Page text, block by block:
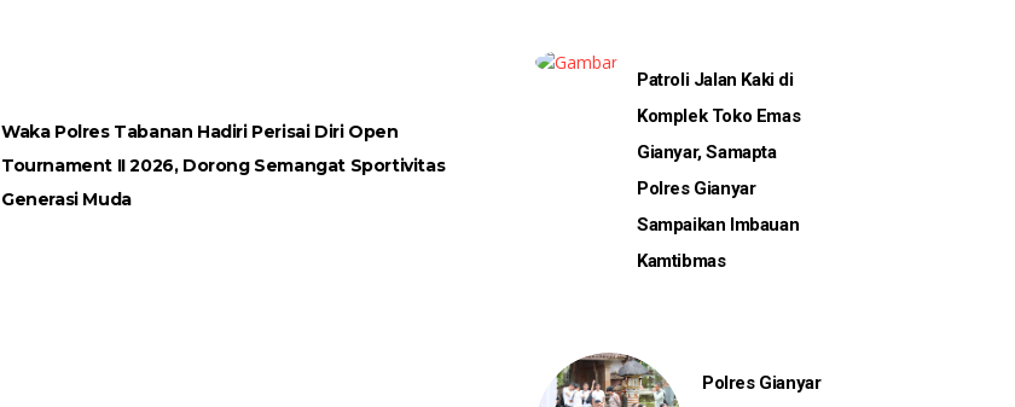
Waka Polres Tabanan Hadiri Perisai Diri Open
Tournament II 2026, Dorong Semangat Sportivitas
Generasi Muda
Patroli Jalan Kaki di
Komplek Toko Emas
Gianyar, Samapta
Polres Gianyar
Sampaikan Imbauan
Kamtibmas
Polres Gianyar